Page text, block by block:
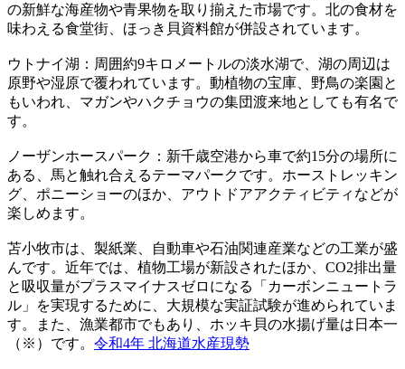
の新鮮な海産物や青果物を取り揃えた市場です。北の食材を
味わえる食堂街、ほっき貝資料館が併設されています。
ウトナイ湖：周囲約9キロメートルの淡水湖で、湖の周辺は
原野や湿原で覆われています。動植物の宝庫、野鳥の楽園と
もいわれ、マガンやハクチョウの集団渡来地としても有名で
す。
ノーザンホースパーク：新千歳空港から車で約15分の場所に
ある、馬と触れ合えるテーマパークです。ホーストレッキン
グ、ポニーショーのほか、アウトドアアクティビティなどが
楽しめます。
苫小牧市は、製紙業、自動車や石油関連産業などの工業が盛
んです。近年では、植物工場が新設されたほか、CO2排出量
と吸収量がプラスマイナスゼロになる「カーボンニュートラ
ル」を実現するために、大規模な実証試験が進められていま
す。また、漁業都市でもあり、ホッキ貝の水揚げ量は日本一
（※）です。 令和4年 北海道水産現勢